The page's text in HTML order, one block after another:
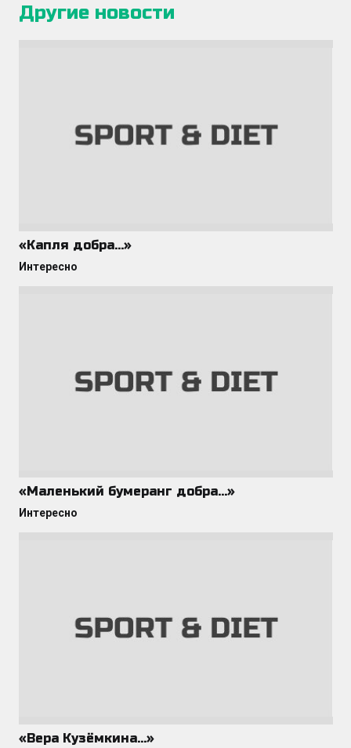
Другие новости
«Капля добра…»
Интересно
«Маленький бумеранг добра…»
Интересно
«Вера Кузёмкина…»